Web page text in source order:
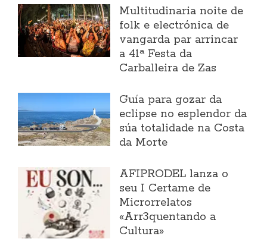
Multitudinaria noite de
folk e electrónica de
vangarda par arrincar
a 41ª Festa da
Carballeira de Zas
Guía para gozar da
eclipse no esplendor da
súa totalidade na Costa
da Morte
AFIPRODEL lanza o
seu I Certame de
Microrrelatos
«Arr3quentando a
Cultura»